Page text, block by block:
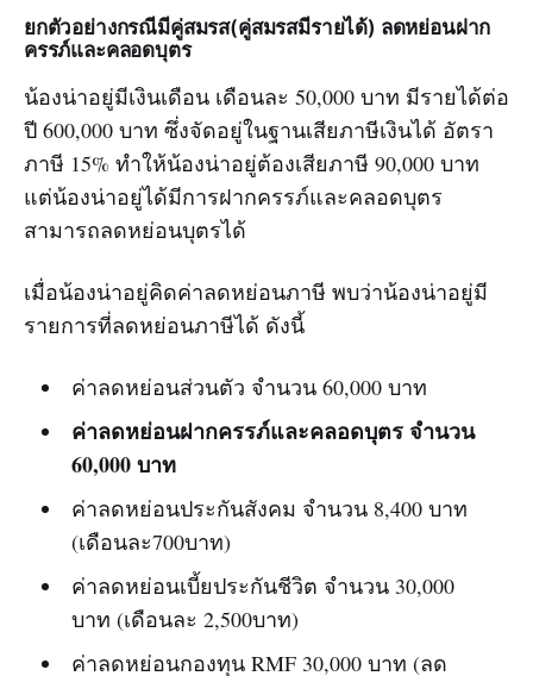
ยกตัวอย่างกรณีมีคู่สมรส(คู่สมรสมีรายได้) ลดหย่อนฝาก
ครรภ์และคลอดบุตร
น้องน่าอยู่มีเงินเดือน เดือนละ 50,000 บาท มีรายได้ต่อ
ปี 600,000 บาท ซึ่งจัดอยู่ในฐานเสียภาษีเงินได้ อัตรา
ภาษี 15% ทำให้น้องน่าอยู่ต้องเสียภาษี 90,000 บาท
แต่น้องน่าอยู่ได้มีการฝากครรภ์และคลอดบุตร
สามารถลดหย่อนบุตรได้
เมื่อน้องน่าอยู่คิดค่าลดหย่อนภาษี พบว่าน้องน่าอยู่มี
รายการที่ลดหย่อนภาษีได้ ดังนี้
ค่าลดหย่อนส่วนตัว จำนวน 60,000 บาท
ค่าลดหย่อนฝากครรภ์และคลอดบุตร จำนวน
60,000 บาท
ค่าลดหย่อนประกันสังคม จำนวน 8,400 บาท
(เดือนละ700บาท)
ค่าลดหย่อนเบี้ยประกันชีวิต จำนวน 30,000
บาท (เดือนละ 2,500บาท)
ค่าลดหย่อนกองทุน RMF 30,000 บาท (ลด